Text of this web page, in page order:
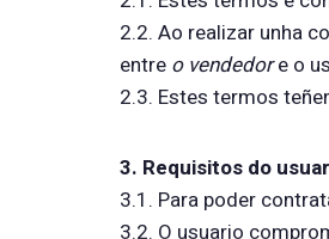
2.2. Ao realizar unha
entre o vendedore o
2.3. Estes termos
3. Requisitos do
3.1. Para poder
3.2. O usuario